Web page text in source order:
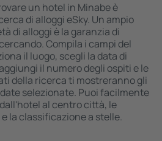
un hotel in Minabe è
di alloggi eSky. Un ampio
di alloggi è la garanzia di
Compila i campi del
il luogo, scegli la data di
il numero degli ospiti e le
della ricerca ti mostreranno gli
selezionate. Puoi facilmente
al centro città, le
la classificazione a stelle.